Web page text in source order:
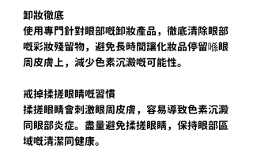
卸妝徹底
使用專門針對眼部嘅卸妝產品，徹底清除眼部
嘅彩妝殘留物，避免長時間讓化妝品停留喺眼
周皮膚上，減少色素沉澱嘅可能性。
戒掉揉搓眼睛嘅習慣
揉搓眼睛會刺激眼周皮膚，容易導致色素沉澱
同眼部炎症。盡量避免揉搓眼睛，保持眼部區
域嘅清潔同健康。